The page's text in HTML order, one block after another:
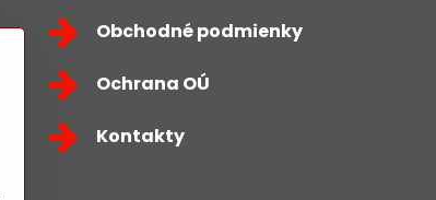
Obchodné podmienky
Ochrana OÚ
Kontakty